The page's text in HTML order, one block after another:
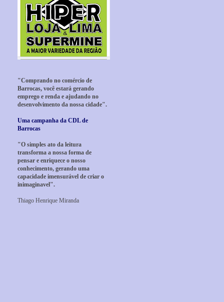
"Comprando no comércio de
Barrocas, você estará gerando
emprego e renda e ajudando no
desenvolvimento da nossa cidade".
Uma campanha da CDL de
Barrocas
"O simples ato da leitura
transforma a nossa forma de
pensar e enriquece o nosso
conhecimento, gerando uma
capacidade imensurável de criar o
inimaginavel".
Thiago Henrique Miranda